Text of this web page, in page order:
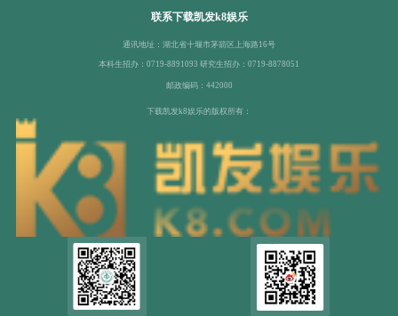
联系下载凯发k8娱乐
通讯地址：湖北省十堰市茅箭区上海路16号
本科生招办：0719-8891093 研究生招办：0719-8878051
邮政编码：442000
下载凯发k8娱乐的版权所有：